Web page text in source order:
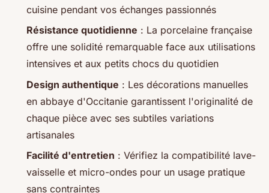
cuisine pendant vos échanges passionnés
Résistance quotidienne : La porcelaine française
offre une solidité remarquable face aux utilisations
intensives et aux petits chocs du quotidien
Design authentique : Les décorations manuelles
en abbaye d'Occitanie garantissent l'originalité de
chaque pièce avec ses subtiles variations
artisanales
Facilité d'entretien : Vérifiez la compatibilité lave-
vaisselle et micro-ondes pour un usage pratique
sans contraintes